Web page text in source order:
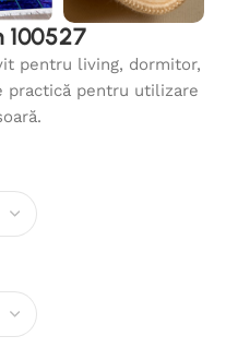
100527
pentru living, dormitor,
practică pentru utilizare